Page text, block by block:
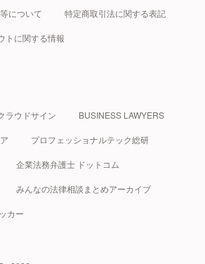
について 特定商取引法に関する表記
トに関する情報
ラウドサイン BUSINESS LAWYERS
プロフェッショナルテック総研
企業法務弁護士 ドットコム
みんなの法律相談まとめアーカイブ
カー